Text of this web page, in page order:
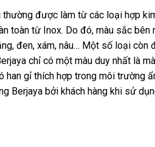
thường được làm từ các loại hợp
toàn từ Inox. Do đó, màu sắc
đen, xám, nâu… Một số loại
chỉ có một màu duy nhất là
han gỉ thích hợp trong môi trường
Berjaya bởi khách hàng khi sử